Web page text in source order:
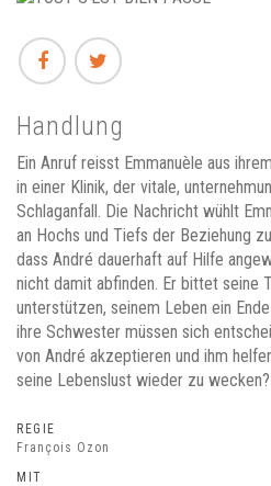
Handlung
Ein Anruf reisst Emmanuèle aus
in einer Klinik, der vitale,
Schlaganfall. Die Nachricht wühlt
an Hochs und Tiefs der Beziehung
dass André dauerhaft auf Hilfe
nicht damit abfinden. Er bittet seine
unterstützen, seinem Leben ein
ihre Schwester müssen sich
von André akzeptieren und ihm
seine Lebenslust wieder zu wecken?
REGIE
François Ozon
MIT